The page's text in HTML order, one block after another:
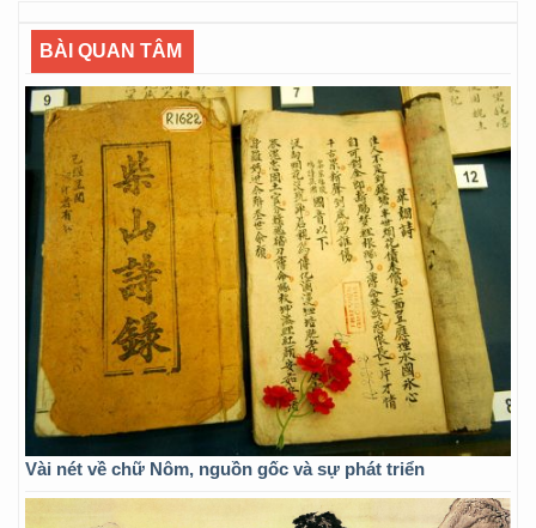
BÀI QUAN TÂM
Vài nét về chữ Nôm, nguồn gốc và sự phát triển